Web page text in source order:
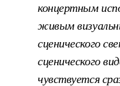
концертным
живым
сценического
сценического
чувствуется